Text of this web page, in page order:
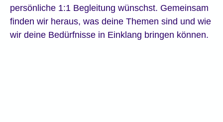
persönliche 1:1 Begleitung wünschst. Gemeinsam
finden wir heraus, was deine Themen sind und wie
wir deine Bedürfnisse in Einklang bringen können.